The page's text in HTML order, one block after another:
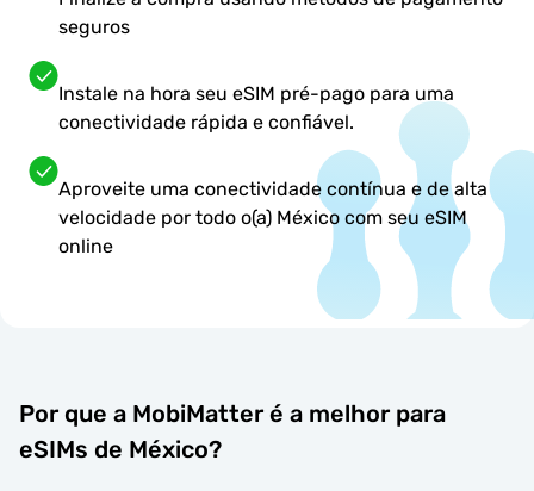
seguros
Instale na hora seu eSIM pré-pago para uma
conectividade rápida e confiável.
Aproveite uma conectividade contínua e de alta
velocidade por todo o(a) México com seu eSIM
online
Por que a MobiMatter é a melhor para
eSIMs de México?